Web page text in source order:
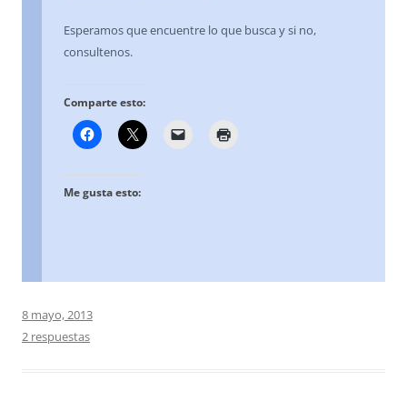
Esperamos que encuentre lo que busca y si no,
consultenos.
Comparte esto:
Me gusta esto:
8 mayo, 2013
2 respuestas